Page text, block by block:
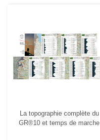
La topographie complète du
GR®10 et temps de marche